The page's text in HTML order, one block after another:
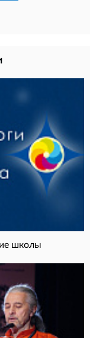
школы